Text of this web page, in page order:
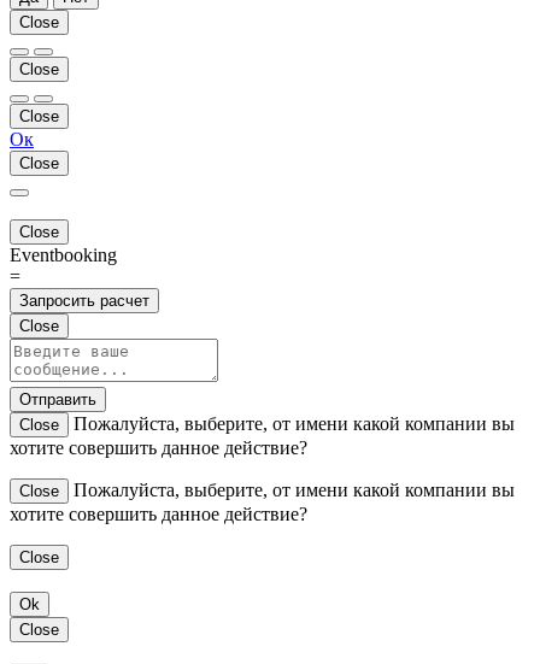
Close
Close
Close
Ок
Close
Close
Eventbooking
=
Запросить расчет
Close
Отправить
Close
Пожалуйста, выберите, от имени какой компании вы
хотите совершить данное действие?
Close
Пожалуйста, выберите, от имени какой компании вы
хотите совершить данное действие?
Close
Ok
Close